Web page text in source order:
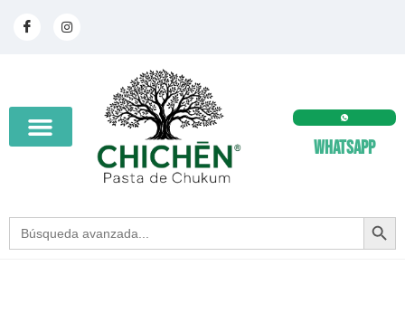
Whatsapp
Search
for:
SEARCH